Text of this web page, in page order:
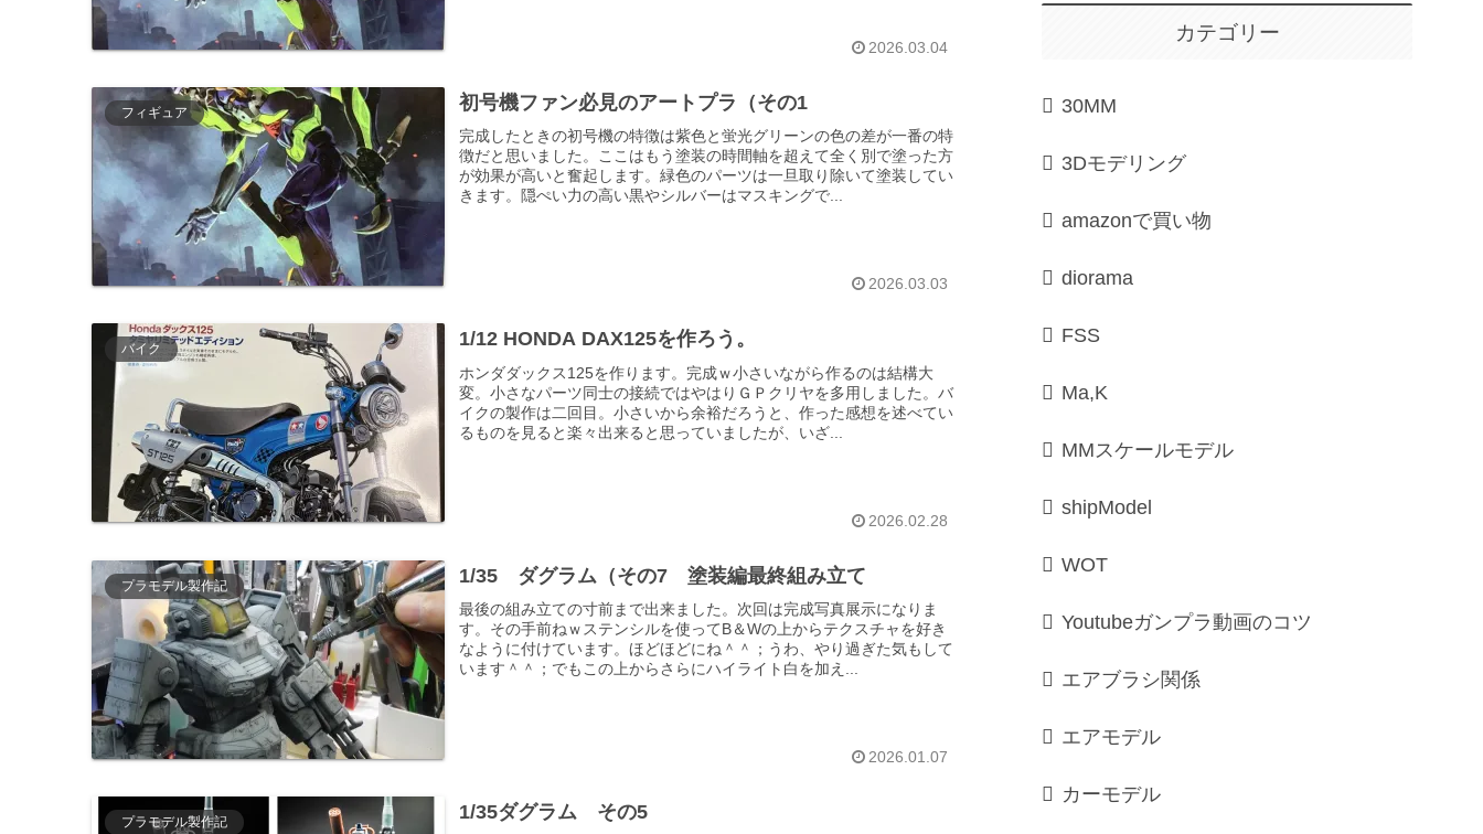
2026.03.04
フィギュア 初号機ファン必見のアートプラ（その1
完成したときの初号機の特徴は紫色と蛍光グリーンの色の差が一番の特
徴だと思いました。ここはもう塗装の時間軸を超えて全く別で塗った方
が効果が高いと奮起します。緑色のパーツは一旦取り除いて塗装してい
きます。隠ぺい力の高い黒やシルバーはマスキングで...
2026.03.03
バイク 1/12 HONDA DAX125を作ろう。
ホンダダックス125を作ります。完成ｗ小さいながら作るのは結構大
変。小さなパーツ同士の接続ではやはりＧＰクリヤを多用しました。バ
イクの製作は二回目。小さいから余裕だろうと、作った感想を述べてい
るものを見ると楽々出来ると思っていましたが、いざ...
2026.02.28
プラモデル製作記 1/35 ダグラム（その7 塗装編最終組み立て
最後の組み立ての寸前まで出来ました。次回は完成写真展示になりま
す。その手前ねｗステンシルを使ってB＆Wの上からテクスチャを好き
なように付けています。ほどほどにね＾＾；うわ、やり過ぎた気もして
います＾＾；でもこの上からさらにハイライト白を加え...
2026.01.07
プラモデル製作記 1/35ダグラム その5
カテゴリー
30MM
3Dモデリング
amazonで買い物
diorama
FSS
Ma,K
MMスケールモデル
shipModel
WOT
Youtubeガンプラ動画のコツ
エアブラシ関係
エアモデル
カーモデル